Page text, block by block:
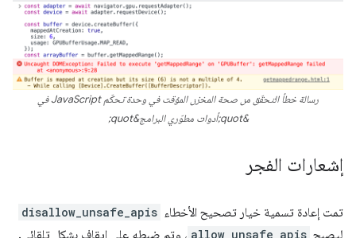
رسالة خطأ التحقّق من صحة المخزن المؤقت في وحدة تحكّم JavaScript في
&quot;أدوات مطوّري البرامج&quot;
إشعارات الفجر
تمت إعادة تسمية خيار تصحيح الأخطاء disallow_unsafe_apis
allow_unsafe_apis